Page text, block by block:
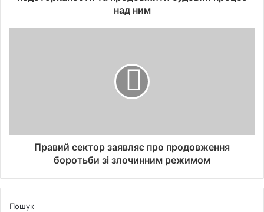
над ним
Правий сектор заявляє про продовження
боротьби зі злочинним режимом
Пошук